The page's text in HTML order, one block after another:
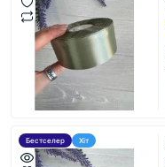
Бестселер Хіт